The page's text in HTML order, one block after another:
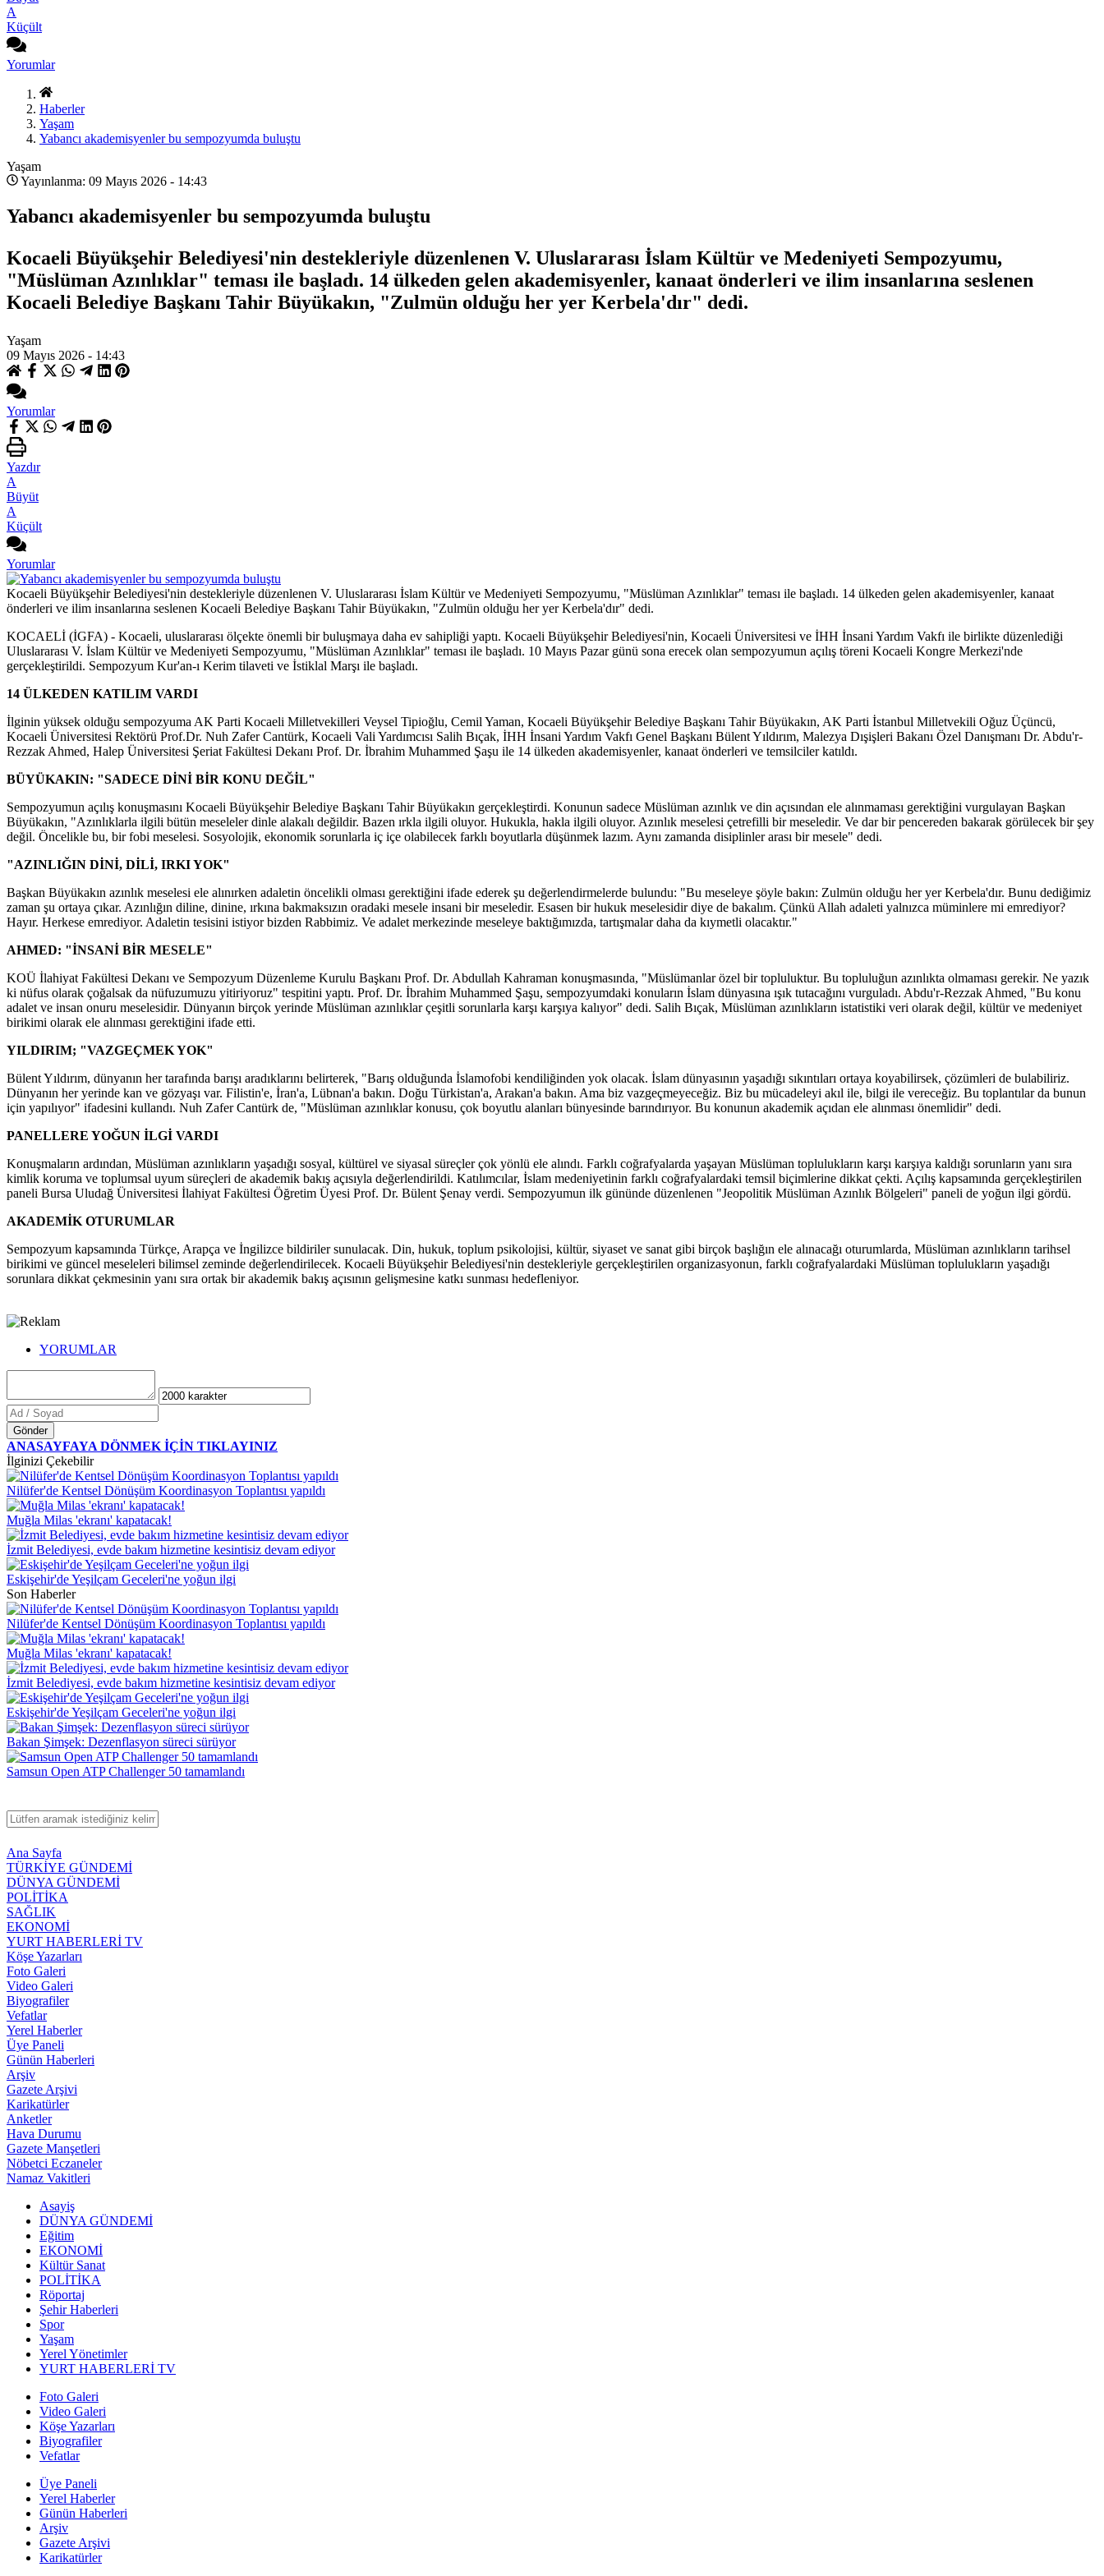
A
Küçült
Yorumlar
Haberler
Yaşam
Yabancı akademisyenler bu sempozyumda buluştu
Yaşam
Yayınlanma: 09 Mayıs 2026 - 14:43
Yabancı akademisyenler bu sempozyumda buluştu
Kocaeli Büyükşehir Belediyesi'nin destekleriyle düzenlenen V. Uluslararası İslam Kültür ve Medeniyeti Sempozyumu,
"Müslüman Azınlıklar" teması ile başladı. 14 ülkeden gelen akademisyenler, kanaat önderleri ve ilim insanlarına seslenen
Kocaeli Belediye Başkanı Tahir Büyükakın, "Zulmün olduğu her yer Kerbela'dır" dedi.
Yaşam
09 Mayıs 2026 - 14:43
Yorumlar
Yazdır
A
Büyüt
A
Küçült
Yorumlar
Kocaeli Büyükşehir Belediyesi'nin destekleriyle düzenlenen V. Uluslararası İslam Kültür ve Medeniyeti Sempozyumu, "Müslüman Azınlıklar" teması ile başladı. 14 ülkeden gelen akademisyenler, kanaat
önderleri ve ilim insanlarına seslenen Kocaeli Belediye Başkanı Tahir Büyükakın, "Zulmün olduğu her yer Kerbela'dır" dedi.
KOCAELİ (İGFA) - Kocaeli, uluslararası ölçekte önemli bir buluşmaya daha ev sahipliği yaptı. Kocaeli Büyükşehir Belediyesi'nin, Kocaeli Üniversitesi ve İHH İnsani Yardım Vakfı ile birlikte düzenlediği
Uluslararası V. İslam Kültür ve Medeniyeti Sempozyumu, "Müslüman Azınlıklar" teması ile başladı. 10 Mayıs Pazar günü sona erecek olan sempozyumun açılış töreni Kocaeli Kongre Merkezi'nde
gerçekleştirildi. Sempozyum Kur'an-ı Kerim tilaveti ve İstiklal Marşı ile başladı.
14 ÜLKEDEN KATILIM VARDI
İlginin yüksek olduğu sempozyuma AK Parti Kocaeli Milletvekilleri Veysel Tipioğlu, Cemil Yaman, Kocaeli Büyükşehir Belediye Başkanı Tahir Büyükakın, AK Parti İstanbul Milletvekili Oğuz Üçüncü,
Kocaeli Üniversitesi Rektörü Prof.Dr. Nuh Zafer Cantürk, Kocaeli Vali Yardımcısı Salih Bıçak, İHH İnsani Yardım Vakfı Genel Başkanı Bülent Yıldırım, Malezya Dışişleri Bakanı Özel Danışmanı Dr. Abdu'r-
Rezzak Ahmed, Halep Üniversitesi Şeriat Fakültesi Dekanı Prof. Dr. İbrahim Muhammed Şaşu ile 14 ülkeden akademisyenler, kanaat önderleri ve temsilciler katıldı.
BÜYÜKAKIN: "SADECE DİNİ BİR KONU DEĞİL"
Sempozyumun açılış konuşmasını Kocaeli Büyükşehir Belediye Başkanı Tahir Büyükakın gerçekleştirdi. Konunun sadece Müslüman azınlık ve din açısından ele alınmaması gerektiğini vurgulayan Başkan
Büyükakın, "Azınlıklarla ilgili bütün meseleler dinle alakalı değildir. Bazen ırkla ilgili oluyor. Hukukla, hakla ilgili oluyor. Azınlık meselesi çetrefilli bir meseledir. Ve dar bir pencereden bakarak görülecek bir şey
değil. Öncelikle bu, bir fobi meselesi. Sosyolojik, ekonomik sorunlarla iç içe olabilecek farklı boyutlarla düşünmek lazım. Aynı zamanda disiplinler arası bir mesele" dedi.
"AZINLIĞIN DİNİ, DİLİ, IRKI YOK"
Başkan Büyükakın azınlık meselesi ele alınırken adaletin öncelikli olması gerektiğini ifade ederek şu değerlendirmelerde bulundu: "Bu meseleye şöyle bakın: Zulmün olduğu her yer Kerbela'dır. Bunu dediğimiz
zaman şu ortaya çıkar. Azınlığın diline, dinine, ırkına bakmaksızın oradaki mesele insani bir meseledir. Esasen bir hukuk meselesidir diye de bakalım. Çünkü Allah adaleti yalnızca müminlere mi emrediyor?
Hayır. Herkese emrediyor. Adaletin tesisini istiyor bizden Rabbimiz. Ve adalet merkezinde meseleye baktığımızda, tartışmalar daha da kıymetli olacaktır."
AHMED: "İNSANİ BİR MESELE"
KOÜ İlahiyat Fakültesi Dekanı ve Sempozyum Düzenleme Kurulu Başkanı Prof. Dr. Abdullah Kahraman konuşmasında, "Müslümanlar özel bir topluluktur. Bu topluluğun azınlıkta olmaması gerekir. Ne yazık
ki nüfus olarak çoğalsak da nüfuzumuzu yitiriyoruz" tespitini yaptı. Prof. Dr. İbrahim Muhammed Şaşu, sempozyumdaki konuların İslam dünyasına ışık tutacağını vurguladı. Abdu'r-Rezzak Ahmed, "Bu konu
adalet ve insan onuru meselesidir. Dünyanın birçok yerinde Müslüman azınlıklar çeşitli sorunlarla karşı karşıya kalıyor" dedi. Salih Bıçak, Müslüman azınlıkların istatistiki veri olarak değil, kültür ve medeniyet
birikimi olarak ele alınması gerektiğini ifade etti.
YILDIRIM; "VAZGEÇMEK YOK"
Bülent Yıldırım, dünyanın her tarafında barışı aradıklarını belirterek, "Barış olduğunda İslamofobi kendiliğinden yok olacak. İslam dünyasının yaşadığı sıkıntıları ortaya koyabilirsek, çözümleri de bulabiliriz.
Dünyanın her yerinde kan ve gözyaşı var. Filistin'e, İran'a, Lübnan'a bakın. Doğu Türkistan'a, Arakan'a bakın. Ama biz vazgeçmeyeceğiz. Biz bu mücadeleyi akıl ile, bilgi ile vereceğiz. Bu toplantılar da bunun
için yapılıyor" ifadesini kullandı. Nuh Zafer Cantürk de, "Müslüman azınlıklar konusu, çok boyutlu alanları bünyesinde barındırıyor. Bu konunun akademik açıdan ele alınması önemlidir" dedi.
PANELLERE YOĞUN İLGİ VARDI
Konuşmaların ardından, Müslüman azınlıkların yaşadığı sosyal, kültürel ve siyasal süreçler çok yönlü ele alındı. Farklı coğrafyalarda yaşayan Müslüman toplulukların karşı karşıya kaldığı sorunların yanı sıra
kimlik koruma ve toplumsal uyum süreçleri de akademik bakış açısıyla değerlendirildi. Katılımcılar, İslam medeniyetinin farklı coğrafyalardaki temsil biçimlerine dikkat çekti. Açılış kapsamında gerçekleştirilen
paneli Bursa Uludağ Üniversitesi İlahiyat Fakültesi Öğretim Üyesi Prof. Dr. Bülent Şenay verdi. Sempozyumun ilk gününde düzenlenen "Jeopolitik Müslüman Azınlık Bölgeleri" paneli de yoğun ilgi gördü.
AKADEMİK OTURUMLAR
Sempozyum kapsamında Türkçe, Arapça ve İngilizce bildiriler sunulacak. Din, hukuk, toplum psikolojisi, kültür, siyaset ve sanat gibi birçok başlığın ele alınacağı oturumlarda, Müslüman azınlıkların tarihsel
birikimi ve güncel meseleleri bilimsel zeminde değerlendirilecek. Kocaeli Büyükşehir Belediyesi'nin destekleriyle gerçekleştirilen organizasyonun, farklı coğrafyalardaki Müslüman toplulukların yaşadığı
sorunlara dikkat çekmesinin yanı sıra ortak bir akademik bakış açısının gelişmesine katkı sunması hedefleniyor.
YORUMLAR
Gönder
ANASAYFAYA DÖNMEK İÇİN TIKLAYINIZ
İlginizi Çekebilir
Nilüfer'de Kentsel Dönüşüm Koordinasyon Toplantısı yapıldı
Muğla Milas 'ekranı' kapatacak!
İzmit Belediyesi, evde bakım hizmetine kesintisiz devam ediyor
Eskişehir'de Yeşilçam Geceleri'ne yoğun ilgi
Son Haberler
Nilüfer'de Kentsel Dönüşüm Koordinasyon Toplantısı yapıldı
Muğla Milas 'ekranı' kapatacak!
İzmit Belediyesi, evde bakım hizmetine kesintisiz devam ediyor
Eskişehir'de Yeşilçam Geceleri'ne yoğun ilgi
Bakan Şimşek: Dezenflasyon süreci sürüyor
Samsun Open ATP Challenger 50 tamamlandı
Ana Sayfa
TÜRKİYE GÜNDEMİ
DÜNYA GÜNDEMİ
POLİTİKA
SAĞLIK
EKONOMİ
YURT HABERLERİ TV
Köşe Yazarları
Foto Galeri
Video Galeri
Biyografiler
Vefatlar
Yerel Haberler
Üye Paneli
Günün Haberleri
Arşiv
Gazete Arşivi
Karikatürler
Anketler
Hava Durumu
Gazete Manşetleri
Nöbetci Eczaneler
Namaz Vakitleri
Asayiş
DÜNYA GÜNDEMİ
Eğitim
EKONOMİ
Kültür Sanat
POLİTİKA
Röportaj
Şehir Haberleri
Spor
Yaşam
Yerel Yönetimler
YURT HABERLERİ TV
Foto Galeri
Video Galeri
Köşe Yazarları
Biyografiler
Vefatlar
Üye Paneli
Yerel Haberler
Günün Haberleri
Arşiv
Gazete Arşivi
Karikatürler